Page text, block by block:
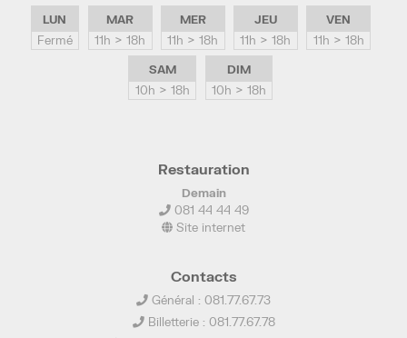
LUN
Fermé
MAR
11h > 18h
MER
11h > 18h
JEU
11h > 18h
VEN
11h > 18h
SAM
10h > 18h
DIM
10h > 18h
Restauration
Demain
081 44 44 49
Site internet
Contacts
Général : 081.77.67.73
Billetterie : 081.77.67.78